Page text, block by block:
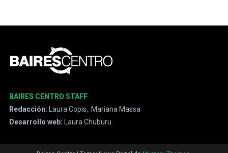
BAIRES CENTRO STAFF
Redacción: Laura Copis,, Mariana Massa
Desarrollo web:
Laura Chuburu